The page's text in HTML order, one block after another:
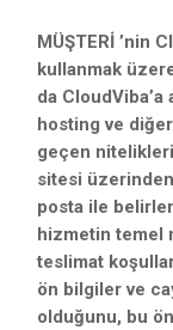
MÜŞTERİ ’nin
kullanmak
da
hosting ve
geçen nitelikleri
sitesi
posta ile
hizmetin temel
teslimat
ön bilgiler ve
olduğunu, bu